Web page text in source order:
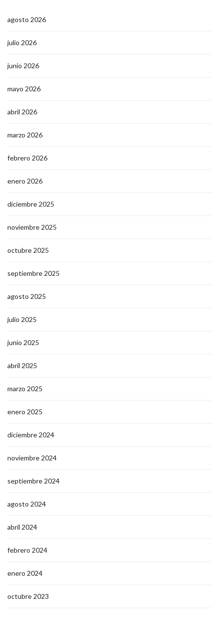
agosto 2026
julio 2026
junio 2026
mayo 2026
abril 2026
marzo 2026
febrero 2026
enero 2026
diciembre 2025
noviembre 2025
octubre 2025
septiembre 2025
agosto 2025
julio 2025
junio 2025
abril 2025
marzo 2025
enero 2025
diciembre 2024
noviembre 2024
septiembre 2024
agosto 2024
abril 2024
febrero 2024
enero 2024
octubre 2023